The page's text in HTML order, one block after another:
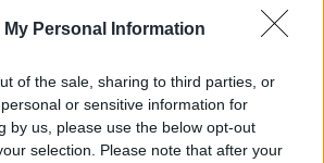
My Personal Information
of the sale, sharing to third parties, or
or sensitive information for
by us, please use the below opt-out
selection. Please note that after your